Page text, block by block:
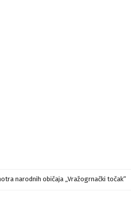
narodnih običaja „Vražogrnački točak“